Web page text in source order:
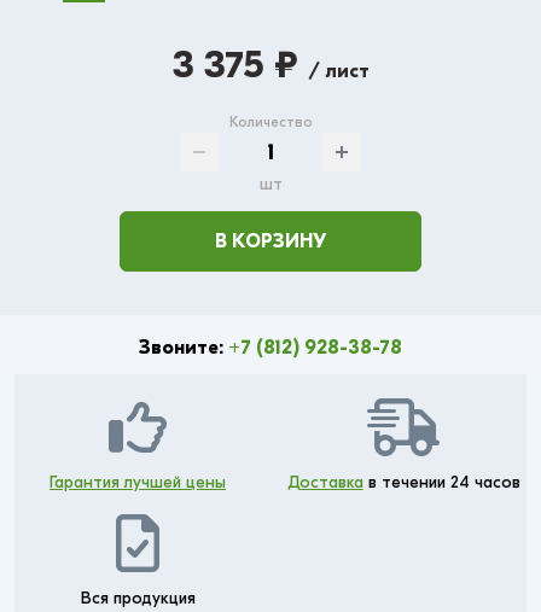
3 375 ₽ / лист
Количество
шт
В КОРЗИНУ
Звоните: +7 (812) 928-38-78
Гарантия лучшей цены Доставкав течении 24 часов
Вся продукция